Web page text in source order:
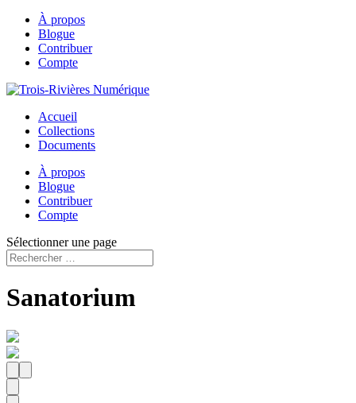
À propos
Blogue
Contribuer
Compte
Accueil
Collections
Documents
À propos
Blogue
Contribuer
Compte
Sélectionner une page
Sanatorium